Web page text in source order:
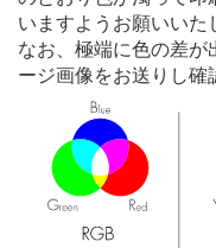
いますようお願いいた
なお、極端に色の差が
ージ画像をお送りし確